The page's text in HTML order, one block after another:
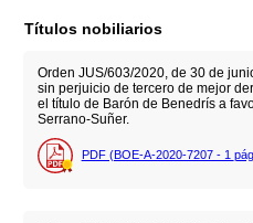
Títulos nobiliarios
Orden JUS/603/2020, de 30 de
sin perjuicio de tercero de mejor
el título de Barón de Benedrís a
Serrano-Suñer.
PDF (BOE-A-2020-7207 - 1 pág.